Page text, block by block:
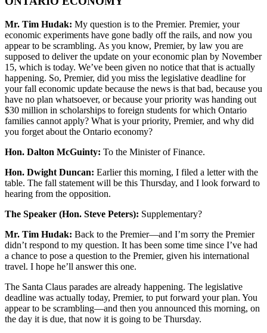
Mr. Tim Hudak: My question is to the Premier. Premier, your
economic experiments have gone badly off the rails, and now you
appear to be scrambling. As you know, Premier, by law you are
supposed to deliver the update on your economic plan by November
15, which is today. We’ve been given no notice that that is actually
happening. So, Premier, did you miss the legislative deadline for
your fall economic update because the news is that bad, because you
have no plan whatsoever, or because your priority was handing out
$30 million in scholarships to foreign students for which Ontario
families cannot apply? What is your priority, Premier, and why did
you forget about the Ontario economy?
Hon. Dalton McGuinty: To the Minister of Finance.
Hon. Dwight Duncan: Earlier this morning, I filed a letter with the
table. The fall statement will be this Thursday, and I look forward to
hearing from the opposition.
The Speaker (Hon. Steve Peters): Supplementary?
Mr. Tim Hudak: Back to the Premier—and I’m sorry the Premier
didn’t respond to my question. It has been some time since I’ve had
a chance to pose a question to the Premier, given his international
travel. I hope he’ll answer this one.
The Santa Claus parades are already happening. The legislative
deadline was actually today, Premier, to put forward your plan. You
appear to be scrambling—and then you announced this morning, on
the day it is due, that now it is going to be Thursday.